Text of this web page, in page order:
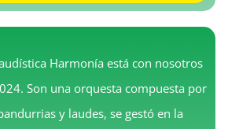
Harmonía está con nosotros
Son una orquesta compuesta por
y laudes, se gestó en la